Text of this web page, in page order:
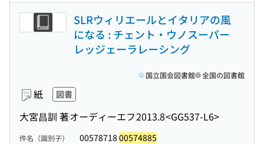
SLRウィリエールとイタリアの風
になる : チェント・ウノスーパー
レッジェーラレーシング
紙 図書
大宮昌訓 著オーディーエフ2013.8<GG537-L6>
国立国会図書館 全国の図書館
件名（識別子） 00578718 00574885